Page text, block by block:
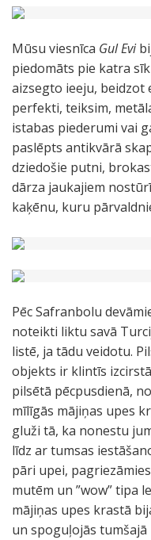
Mūsu viesnīca Gul Evi
piedomāts pie katra
aizsegto ieeju, beidzot
perfekti, teiksim,
istabas piederumi vai
paslēpts antikvārā
dziedošie putni,
dārza jaukajiem
kaķēnu, kuru
Pēc Safranbolu
noteikti liktu savā
listē, ja tādu veidotu.
objekts ir klintīs
pilsētā pēcpusdienā,
mīlīgās mājiņas upes
gluži tā, ka nonestu
līdz ar tumsas
pāri upei,
mutēm un ”wow” tipa
mājiņas upes krastā
un spoguļojās tumšajā